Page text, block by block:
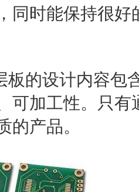
同时能保持很
板的设计内容包
可加工性。只
的产品。